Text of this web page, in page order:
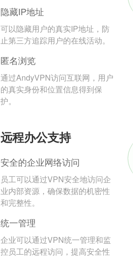
隐藏IP地址
可以隐藏用户的真实IP地址，防
止第三方追踪用户的在线活动。
匿名浏览
通过AndyVPN访问互联网，用户
的真实身份和位置信息得到保
护。
远程办公支持
安全的企业网络访问
员工可以通过VPN安全地访问企
业内部资源，确保数据的机密性
和完整性。
统一管理
企业可以通过VPN统一管理和监
控员工的远程访问，提高安全性